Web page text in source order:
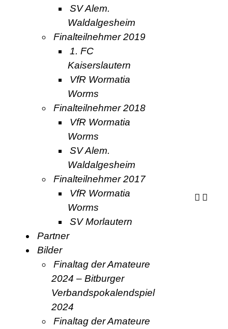
SV Alem.
Waldalgesheim
Finalteilnehmer 2019
1. FC
Kaiserslautern
VfR Wormatia
Worms
Finalteilnehmer 2018
VfR Wormatia
Worms
SV Alem.
Waldalgesheim
Finalteilnehmer 2017
VfR Wormatia
Worms
SV Morlautern
Partner
Bilder
Finaltag der Amateure
2024 – Bitburger
Verbandspokalendspiel
2024
Finaltag der Amateure